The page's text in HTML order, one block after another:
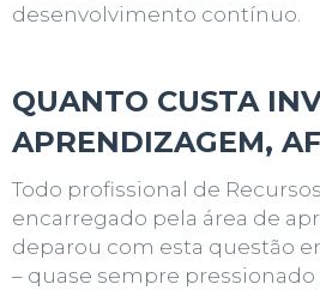
desenvolvimento contínuo.
QUANTO CUSTA
APRENDIZAGEM,
Todo profissional de
encarregado pela área de
deparou com esta questão
– quase sempre